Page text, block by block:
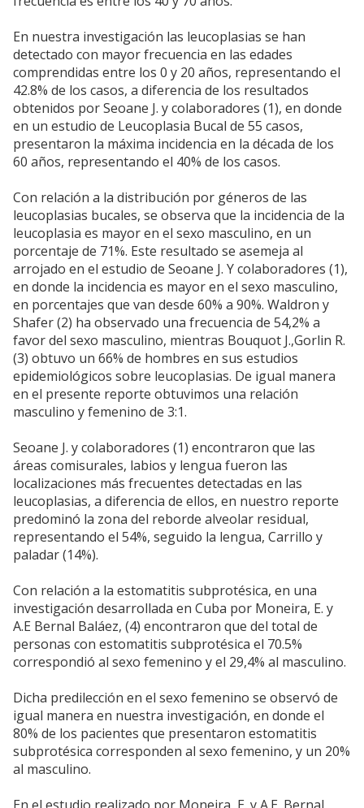
En nuestra investigación las leucoplasias se han
detectado con mayor frecuencia en las edades
comprendidas entre los 0 y 20 años, representando el
42.8% de los casos, a diferencia de los resultados
obtenidos por Seoane J. y colaboradores (1), en donde
en un estudio de Leucoplasia Bucal de 55 casos,
presentaron la máxima incidencia en la década de los
60 años, representando el 40% de los casos.
Con relación a la distribución por géneros de las
leucoplasias bucales, se observa que la incidencia de la
leucoplasia es mayor en el sexo masculino, en un
porcentaje de 71%. Este resultado se asemeja al
arrojado en el estudio de Seoane J. Y colaboradores (1),
en donde la incidencia es mayor en el sexo masculino,
en porcentajes que van desde 60% a 90%. Waldron y
Shafer (2) ha observado una frecuencia de 54,2% a
favor del sexo masculino, mientras Bouquot J.,Gorlin R.
(3) obtuvo un 66% de hombres en sus estudios
epidemiológicos sobre leucoplasias. De igual manera
en el presente reporte obtuvimos una relación
masculino y femenino de 3:1.
Seoane J. y colaboradores (1) encontraron que las
áreas comisurales, labios y lengua fueron las
localizaciones más frecuentes detectadas en las
leucoplasias, a diferencia de ellos, en nuestro reporte
predominó la zona del reborde alveolar residual,
representando el 54%, seguido la lengua, Carrillo y
paladar (14%).
Con relación a la estomatitis subprotésica, en una
investigación desarrollada en Cuba por Moneira, E. y
A.E Bernal Baláez, (4) encontraron que del total de
personas con estomatitis subprotésica el 70.5%
correspondió al sexo femenino y el 29,4% al masculino.
Dicha predilección en el sexo femenino se observó de
igual manera en nuestra investigación, en donde el
80% de los pacientes que presentaron estomatitis
subprotésica corresponden al sexo femenino, y un 20%
al masculino.